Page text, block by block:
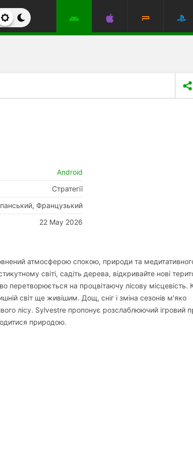
Android
Стратегії
Французький
22 May 2026
атмосферою спокою, природи та
світі, садіть дерева, відкривайте нові
перетворюється на процвітаючу лісову місцевість.
світ ще живішим. Дощ, сніг і зміна сезонів м'яко
лісу. Sylvestre пропонує розслаблюючий ігровий
природою.